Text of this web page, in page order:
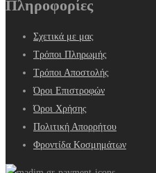
Πληροφορίες
Σχετικά με μας
Τρόποι Πληρωμής
Τρόποι Αποστολής
Όροι Επιστροφών
Όροι Χρήσης
Πολιτική Απορρήτου
Φροντίδα Κοσμημάτων